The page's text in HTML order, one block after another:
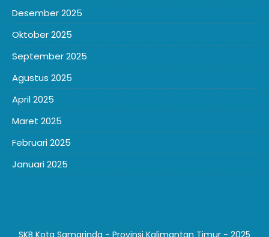
Desember 2025
Oktober 2025
September 2025
Agustus 2025
April 2025
Maret 2025
Februari 2025
Januari 2025